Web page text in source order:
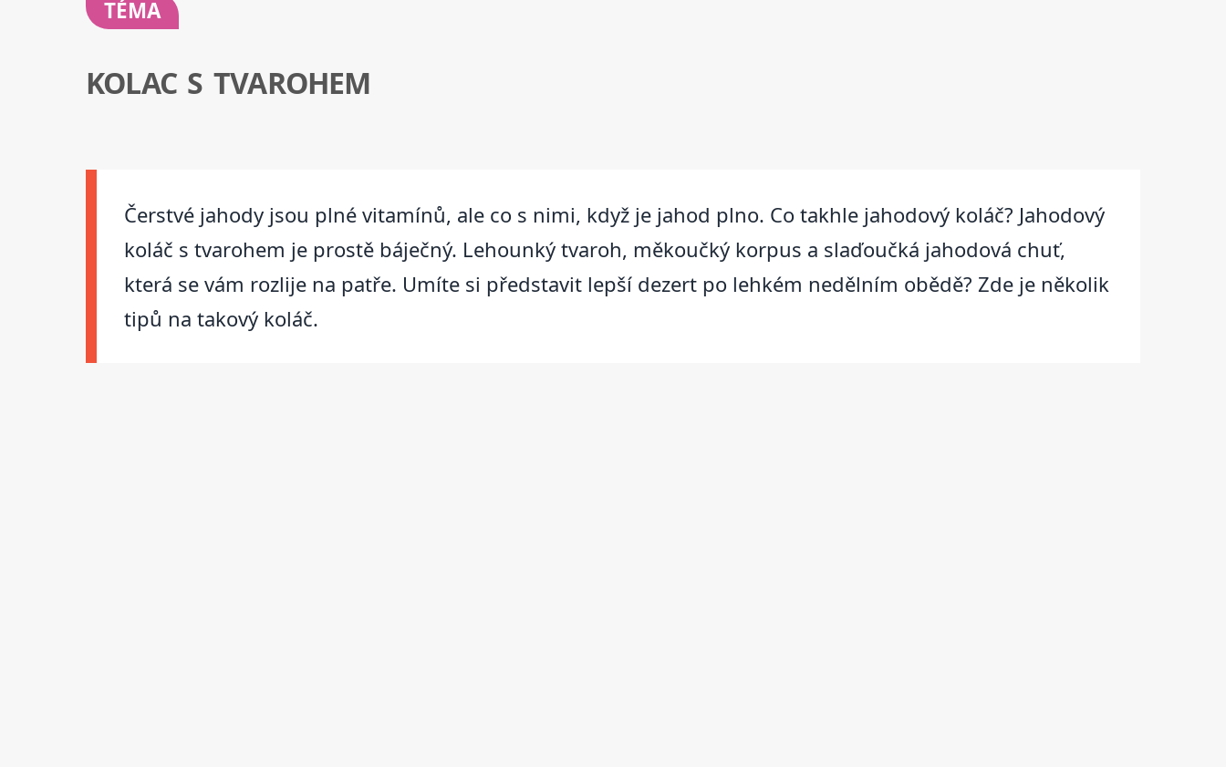
TÉMA
KOLAC S TVAROHEM
Čerstvé jahody jsou plné vitamínů, ale co s nimi, když je jahod plno. Co takhle jahodový koláč? Jahodový
koláč s tvarohem je prostě báječný. Lehounký tvaroh, měkoučký korpus a slaďoučká jahodová chuť,
která se vám rozlije na patře. Umíte si představit lepší dezert po lehkém nedělním obědě? Zde je několik
tipů na takový koláč.